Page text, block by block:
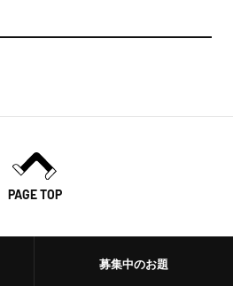
PAGE TOP
募集中のお題